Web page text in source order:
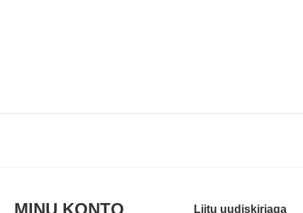
Liitu uudiskirjaga